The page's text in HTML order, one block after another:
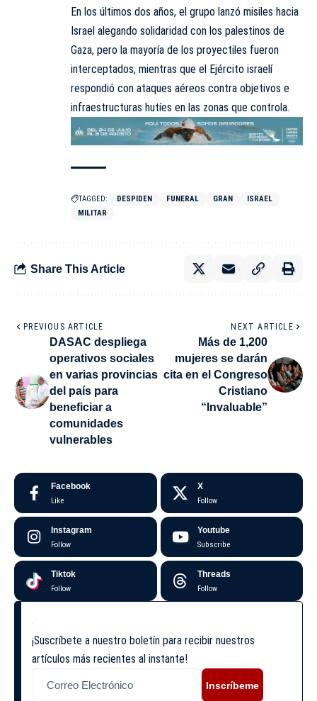
En los últimos dos años, el grupo lanzó misiles hacia
Israel alegando solidaridad con los palestinos de
Gaza, pero la mayoría de los proyectiles fueron
interceptados, mientras que el Ejército israelí
respondió con ataques aéreos contra objetivos e
infraestructuras hutíes en las zonas que controla.
TAGGED: DESPIDEN FUNERAL GRAN
ISRAEL
MILITAR
Share This Article
PREVIOUS ARTICLE
DASAC despliega
operativos sociales
en varias provincias
del país para
beneficiar a
comunidades
vulnerables
NEXT ARTICLE
Más de 1,200
mujeres se darán
cita en el Congreso
Cristiano
“Invaluable”
Facebook
Like
X
Follow
Instagram
Follow
Youtube
Subscribe
Tiktok
Follow
Threads
Follow
¡Suscríbete a nuestro boletín para recibir nuestros
artículos más recientes al instante!
Inscríbeme